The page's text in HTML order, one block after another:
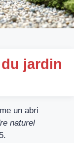
jardin
un abri
naturel